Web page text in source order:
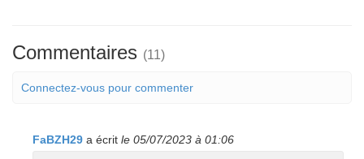
Commentaires (11)
Connectez-vous pour commenter
FaBZH29 a écrit le 05/07/2023 à 01:06